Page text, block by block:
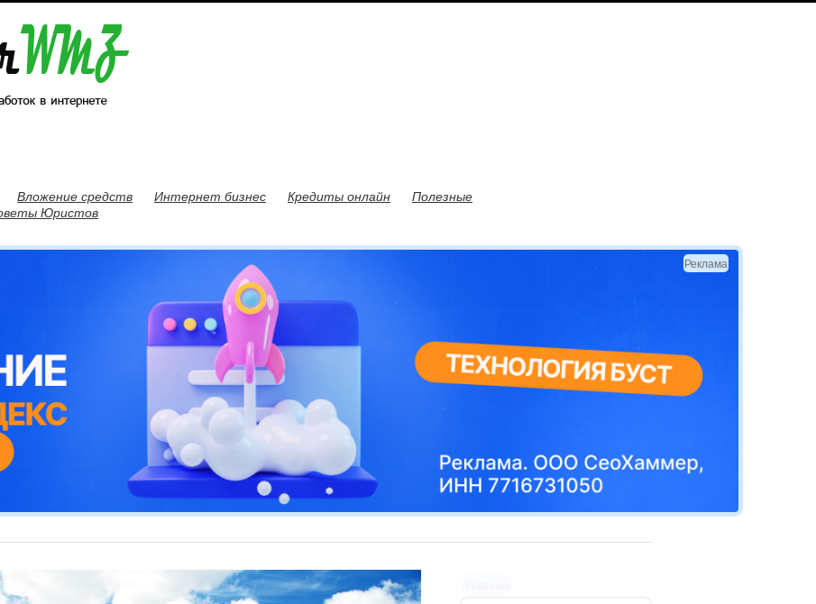
Вложение средств Интернет бизнес Кредиты онлайн
Полезные
Юристов
Реклама